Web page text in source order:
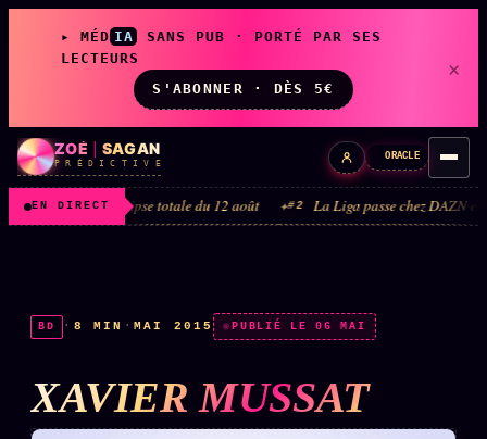
▸ MÉD IA
SANS PUB · PORTÉ PAR SES
LECTEURS
S'ABONNER · DÈS 5€
×
ZOÉ SAGAN
P R É D I C T I V E
ORACLE
✦ CHAT LIVE · 24/7
A LES AMIS DE ZOÉ ↗
EN DIRECT
totale du 12 août #2 La Liga passe chez DAZN et Disney+ · faisons
BD · 8 MIN · MAI 2015 PUBLIÉ LE 06 MAI
XAVIER MUSSAT